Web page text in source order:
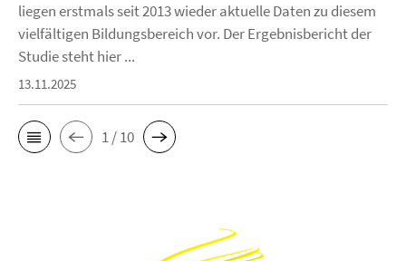
liegen erstmals seit 2013 wieder aktuelle Daten zu diesem
vielfältigen Bildungsbereich vor. Der Ergebnisbericht der
Studie steht hier ...
13.11.2025
1 / 10